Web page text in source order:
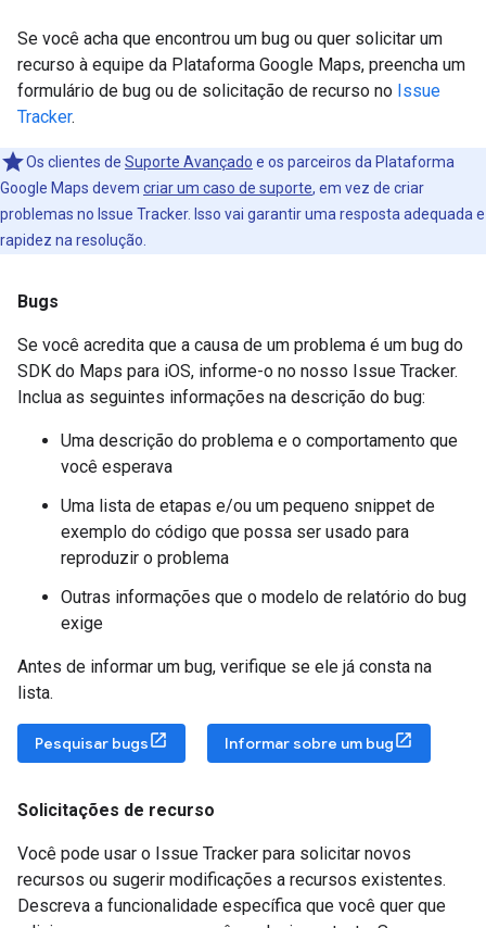
Se você acha que encontrou um bug ou quer solicitar um
recurso à equipe da Plataforma Google Maps, preencha um
formulário de bug ou de solicitação de recurso no Issue
Tracker.
Os clientes de Suporte Avançado e os parceiros da Plataforma
Google Maps devem criar um caso de suporte, em vez de criar
problemas no Issue Tracker. Isso vai garantir uma resposta adequada e
rapidez na resolução.
Bugs
Se você acredita que a causa de um problema é um bug do
SDK do Maps para iOS, informe-o no nosso Issue Tracker.
Inclua as seguintes informações na descrição do bug:
Uma descrição do problema e o comportamento que
você esperava
Uma lista de etapas e/ou um pequeno snippet de
exemplo do código que possa ser usado para
reproduzir o problema
Outras informações que o modelo de relatório do bug
exige
Antes de informar um bug, verifique se ele já consta na
lista.
Pesquisar bugs Informar sobre um bug
Solicitações de recurso
Você pode usar o Issue Tracker para solicitar novos
recursos ou sugerir modificações a recursos existentes.
Descreva a funcionalidade específica que você quer que